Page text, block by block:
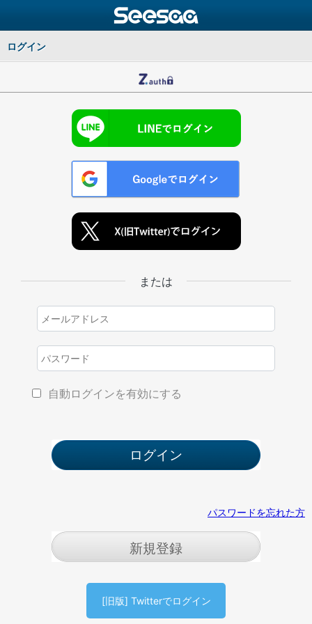
ログイン
または
自動ログインを有効にする
パスワードを忘れた方
新規登録
[旧版] Twitterでログイン